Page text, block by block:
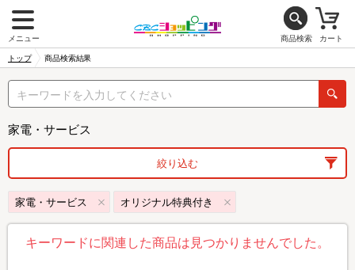
メニュー 商品検索 カート
トップ 商品検索結果
家電・サービス
絞り込む
家電・サービス オリジナル特典付き
キーワードに関連した商品は見つかりませんでした。